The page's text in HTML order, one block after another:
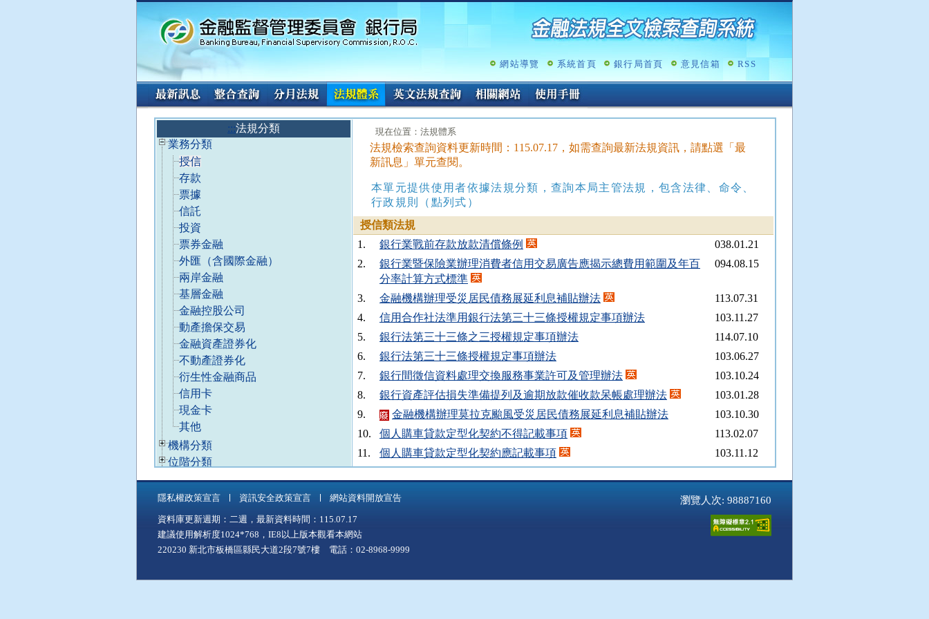
跳
容
網站導覽 系統首頁 銀行局首頁 意見信箱 RSS
:::
請
使
用
A
選
擇
「
法
規
分
類
」
後
，
再
使
用
A
C
至
「
間
主
要
容
:::法規分類
業務分類已
授信
存款
票據
信託
投資
票券金融
外匯（含國際金融）
兩岸金融
基層金融
金融控股公司
動產擔保交易
金融資產證券化
不動產證券化
衍生性金融商品
信用卡
現金卡
其他
機構分類已
收
位階分類已
主題分類已
收
服務分類已
合
收
合
現在位置：法規體系
法規檢索查詢資料更新時間：115.07.17，如需查詢最新法規資訊，請點選「最
新訊息」單元查閱。
本單元提供使用者依據法規分類，查詢本局主管法規，包含法律、命令、
行政規則（點列式）
授信類法規
1.
銀行業戰前存款放款清償條例
038.01.21
2.
銀行業暨保險業辦理消費者信用交易廣告應揭示總費用範圍及年百
分率計算方式標準
094.08.15
3. 金融機構辦理受災居民債務展延利息補貼辦法
113.07.31
4.
信用合作社法準用銀行法第三十三條授權規定事項辦法
103.11.27
5.
銀行法第三十三條之三授權規定事項辦法
114.07.10
6.
銀行法第三十三條授權規定事項辦法
103.06.27
7.
銀行間徵信資料處理交換服務事業許可及管理辦法
103.10.24
8.
銀行資產評估損失準備提列及逾期放款催收款呆帳處理辦法
103.01.28
9.
金融機構辦理莫拉克颱風受災居民債務展延利息補貼辦法
103.10.30
10.
個人購車貸款定型化契約不得記載事項
113.02.07
11.
個人購車貸款定型化契約應記載事項
103.11.12
13.
個人購屋貸款定型化契約應記載事項
15.
103.12.15
16.
協助企業辦理銀行債權債務協商作業要點
隱私權政策宣言 資訊安全政策宣言 網站資料開放宣告 瀏覽人次: 98887160
資料庫更新週期：二週，最新資料時間：115.07.17
建議使用解析度1024*768，IE8以上版本觀看本網站
220230 新北市板橋區縣民大道2段7號7樓 電話：02-8968-9999